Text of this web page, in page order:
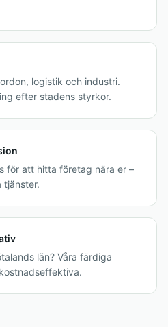
logistik och industri.
efter stadens styrkor.
för att hitta företag nära er –
tjänster.
län? Våra färdiga